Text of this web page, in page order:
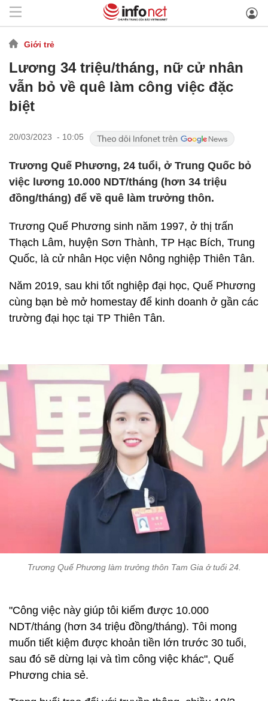
Giới trẻ
Lương 34 triệu/tháng, nữ cử nhân
vẫn bỏ về quê làm công việc đặc
biệt
20/03/2023 - 10:05
Trương Quế Phương, 24 tuổi, ở Trung Quốc bỏ
việc lương 10.000 NDT/tháng (hơn 34 triệu
đồng/tháng) để về quê làm trưởng thôn.
Trương Quế Phương sinh năm 1997, ở thị trấn
Thạch Lâm, huyện Sơn Thành, TP Hạc Bích, Trung
Quốc, là cử nhân Học viện Nông nghiệp Thiên Tân.
Năm 2019, sau khi tốt nghiệp đại học, Quế Phương
cùng bạn bè mở homestay để kinh doanh ở gần các
trường đại học tại TP Thiên Tân.
Trương Quế Phương làm trưởng thôn Tam Gia ở tuổi 24.
"Công việc này giúp tôi kiếm được 10.000
NDT/tháng (hơn 34 triệu đồng/tháng). Tôi mong
muốn tiết kiệm được khoản tiền lớn trước 30 tuổi,
sau đó sẽ dừng lại và tìm công việc khác", Quế
Phương chia sẻ.